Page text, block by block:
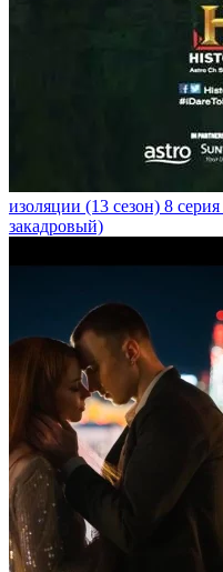
изоляции (13 сезон) 8 серия
закадровый)